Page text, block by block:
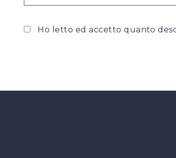
Ho letto ed accetto quanto